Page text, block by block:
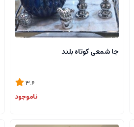
جا شمعی کوتاه بلند
3.6
ناموجود